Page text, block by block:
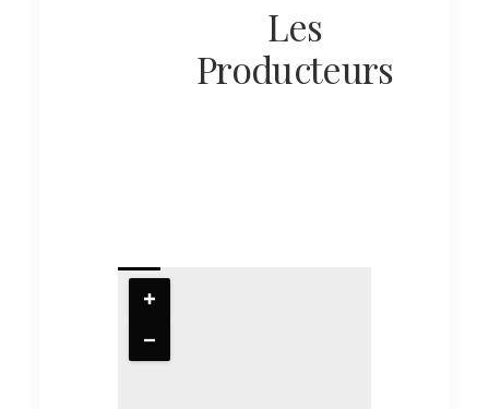
Les
Producteurs